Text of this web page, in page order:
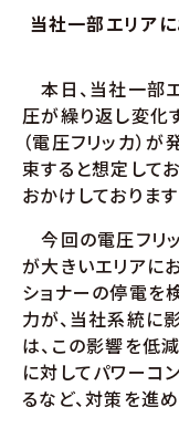
当社一部エリア
本日、当社一部
圧が繰り返し変化
（電圧フリッカ）
束すると想定して
おかけしておりま
今回の電圧フリ
が大きいエリアに
ショナーの停電を
力が、当社系統に
は、この影響を低
に対してパワーコ
るなど、対策を進